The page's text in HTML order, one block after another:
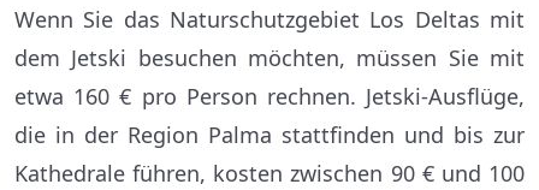
Wenn Sie das Naturschutzgebiet Los Deltas mit
dem Jetski besuchen möchten, müssen Sie mit
etwa 160 € pro Person rechnen. Jetski-Ausflüge,
die in der Region Palma stattfinden und bis zur
Kathedrale führen, kosten zwischen 90 € und 100